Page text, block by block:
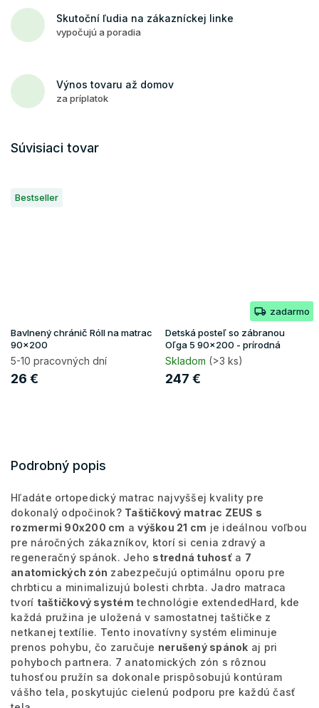
Skutoční ľudia na zákazníckej linke
vypočujú a poradia
Výnos tovaru až domov
za príplatok
Súvisiaci tovar
Bestseller
Bavlnený chránič Róll na matrac
90x200
5-10 pracovných dní
26 €
zadarmo
Detská posteľ so zábranou
Oľga 5 90x200 - prírodná
Skladom (>3 ks)
247 €
Podrobný popis
Hľadáte ortopedický matrac najvyššej kvality pre
dokonalý odpočinok? Taštičkový matrac ZEUS s
rozmermi 90x200 cm avýškou 21 cm je ideálnou voľbou
pre náročných zákazníkov, ktorí si cenia zdravý a
regeneračný spánok. Jeho stredná tuhosťa 7
anatomických zón zabezpečujú optimálnu oporu pre
chrbticu a minimalizujú bolesti chrbta. Jadro matraca
tvorí taštičkový systém technológie extendedHard, kde
každá pružina je uložená v samostatnej taštičke z
netkanej textílie. Tento inovatívny systém eliminuje
prenos pohybu, čo zaručuje nerušený spánok aj pri
pohyboch partnera. 7 anatomických zón s rôznou
tuhosťou pružín sa dokonale prispôsobujú kontúram
vášho tela, poskytujúc cielenú podporu pre každú časť